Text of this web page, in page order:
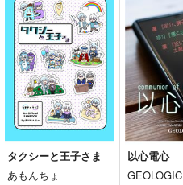
タクシーと王子さま
あもんちょ
以心電心
GEOLOGIC